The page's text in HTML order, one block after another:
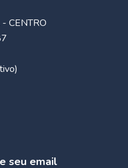
CENTRO
seu email